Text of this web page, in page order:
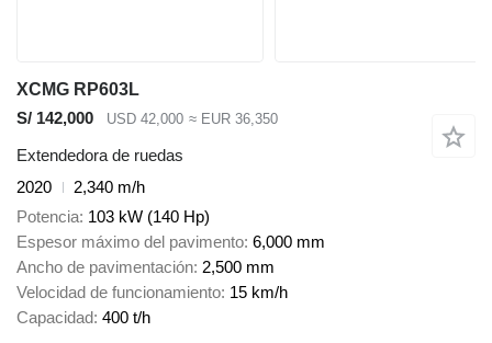
XCMG RP603L
S/ 142,000
USD 42,000 ≈ EUR 36,350
Extendedora de ruedas
2020
2,340 m/h
Potencia 103 kW (140 Hp)
Espesor máximo del pavimento 6,000 mm
Ancho de pavimentación 2,500 mm
Velocidad de funcionamiento 15 km/h
Capacidad 400 t/h